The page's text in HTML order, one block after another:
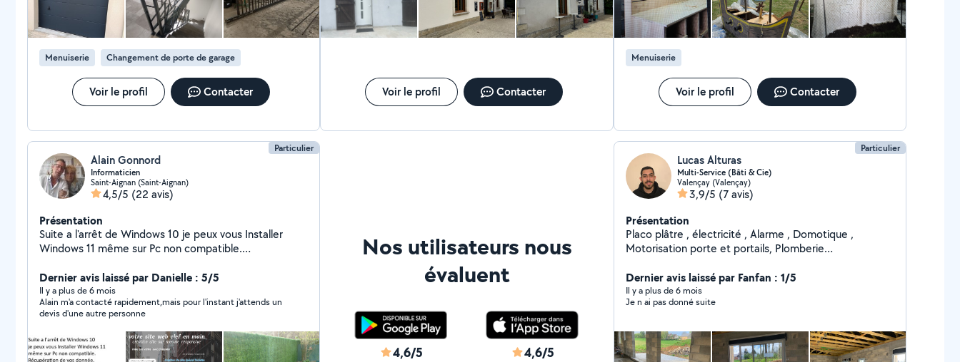
Menuiserie Changement de porte de garage
Voir le profil Contacter Voir le profil Contacter
Menuiserie
Voir le profil Contacter
Particulier
Alain Gonnord
Informaticien
Saint-Aignan (Saint-Aignan)
4,5/5 (22 avis)
Présentation
Suite a l'arrêt de Windows 10 je peux vous Installer
Windows 11 même sur Pc non compatible.
repartir a neuf ou en conservent toutes vos données.
Changement de disque Dur et Ménoire si besoin. -
Maîtrises: Excel, Word, HTML, PHP, SQL, WordPress
Serveur, Création de Site Web documents et Word,
Excel ( Macro et Vba ). Le Bricolage, (électricité,
Plomberie, Peinture, Bois), La décoration
Dernier avis laissé par Danielle : 5/5
Il y a plus de 6 mois
Alain m'a contacté rapidement,mais pour l'instant j'attends un
devis d'une autre personne
Nos utilisateurs nous
évaluent
4,6/5 4,6/5
Particulier
Lucas Alturas
Multi-Service (Bâti & Cie)
Valençay (Valençay)
3,9/5 (7 avis)
Présentation
Placo plâtre , électricité , Alarme , Domotique ,
Motorisation porte et portails, Plomberie
Dernier avis laissé par Fanfan : 1/5
Il y a plus de 6 mois
Je n ai pas donné suite